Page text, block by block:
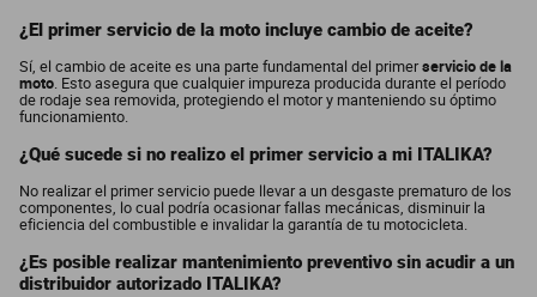
¿El primer servicio de la moto incluye cambio de aceite?
Sí, el cambio de aceite es una parte fundamental del primerservicio de la
moto. Esto asegura que cualquier impureza producida durante el período
de rodaje sea removida, protegiendo el motor y manteniendo su óptimo
funcionamiento.
¿Qué sucede si no realizo el primer servicio a mi ITALIKA?
No realizar el primer servicio puede llevar a un desgaste prematuro de los
componentes, lo cual podría ocasionar fallas mecánicas, disminuir la
eficiencia del combustible e invalidar la garantía de tu motocicleta.
¿Es posible realizar mantenimiento preventivo sin acudir a un
distribuidor autorizado ITALIKA?